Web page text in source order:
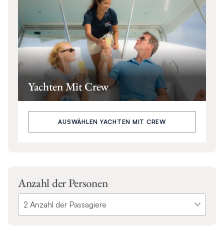
Yachten Mit Crew
AUSWÄHLEN YACHTEN MIT CREW
Anzahl der Personen